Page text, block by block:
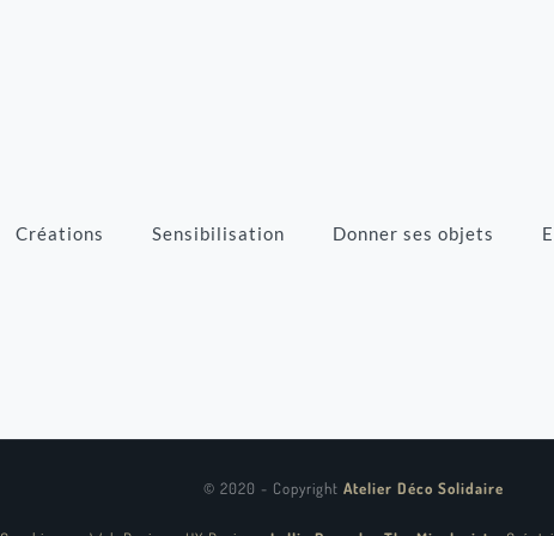
Créations Sensibilisation Donner ses objets
© 2020 - Copyright Atelier Déco Solidaire